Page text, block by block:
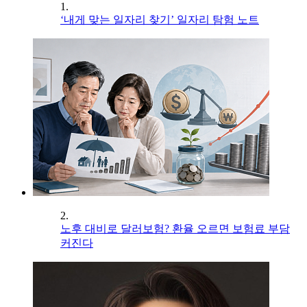
1.
‘내게 맞는 일자리 찾기’ 일자리 탐험 노트
2.
노후 대비로 달러보험? 환율 오르면 보험료 부담
커진다